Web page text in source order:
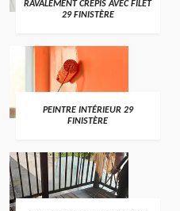
RAVALEMENT CRÉPIS AVEC FILET
29 FINISTÈRE
PEINTRE INTÉRIEUR 29
FINISTÈRE